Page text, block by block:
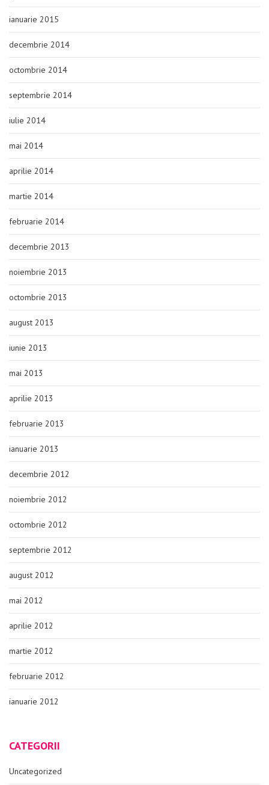
ianuarie 2015
decembrie 2014
octombrie 2014
septembrie 2014
iulie 2014
mai 2014
aprilie 2014
martie 2014
februarie 2014
decembrie 2013
noiembrie 2013
octombrie 2013
august 2013
iunie 2013
mai 2013
aprilie 2013
februarie 2013
ianuarie 2013
decembrie 2012
noiembrie 2012
octombrie 2012
septembrie 2012
august 2012
mai 2012
aprilie 2012
martie 2012
februarie 2012
ianuarie 2012
CATEGORII
Uncategorized